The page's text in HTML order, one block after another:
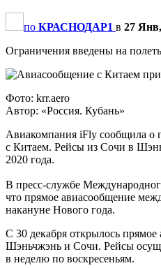
по КРАСНОДАР1 в 27
Ограничения введены на
Фото: krr.aero
Автор: «Россия. Кубань»
Авиакомпания iFly сообщила о
с Китаем. Рейсы из Сочи в
2020 года.
В пресс-службе
что прямое авиасообщение
накануне Нового года.
С 30 декабря открылось
Шэньчжэнь и Сочи. Рейсы
в неделю по воскресеньям.